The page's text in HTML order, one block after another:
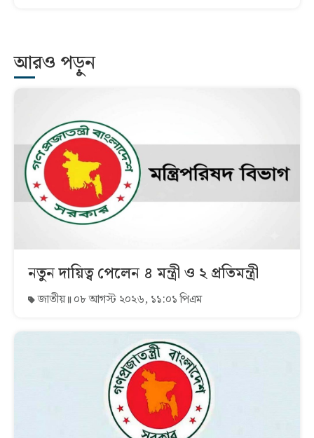
আরও পড়ুন
নতুন দায়িত্ব পেলেন ৪ মন্ত্রী ও ২ প্রতিমন্ত্রী
জাতীয় ০৮ আগস্ট ২০২৬, ১১:০১ পিএম